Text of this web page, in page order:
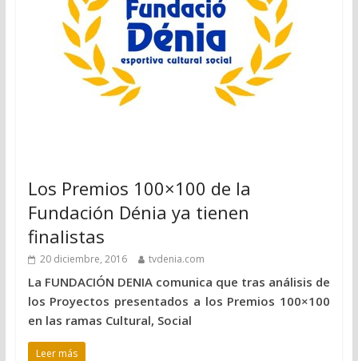
Los Premios 100×100 de la
Fundación Dénia ya tienen
finalistas
20 diciembre, 2016 tvdenia.com
La FUNDACIÓN DENIA comunica que tras análisis de
los Proyectos presentados a los Premios 100×100
en las ramas Cultural, Social
Leer más